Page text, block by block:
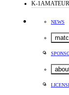
K-1AMATEUR
NEWS